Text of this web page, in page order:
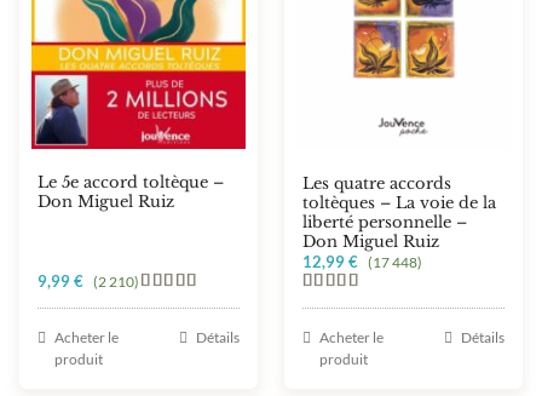
Le 5e accord toltèque –
Don Miguel Ruiz
Note5.00
9,99€ (2 210)
Acheter le
produit
Détails
Les quatre accords
toltèques – La voie de la
liberté personnelle –
Don Miguel Ruiz
Note5.00
sur 5
12,99€ (17 448)
Acheter le
produit
Détails